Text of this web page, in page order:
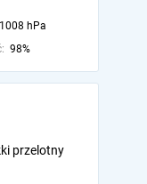
1008 hPa
98%
przelotny